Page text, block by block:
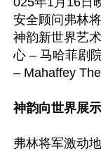
安全顾问弗林
神韵新世界艺
心 – 马哈菲剧
– Mahaffey
神韵向世界展
弗林将军激动